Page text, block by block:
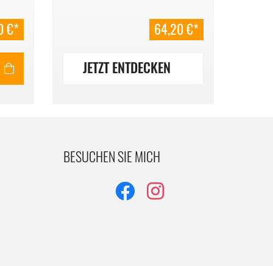
€* 64,20 €*
JETZT ENTDECKEN
BESUCHEN SIE MICH